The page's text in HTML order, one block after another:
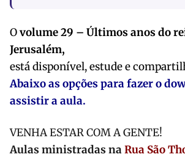
Ovolume 29 – Últimos anos do
Jerusalém,
está disponível, estude e
Abaixo as opções para fazer o
assistir a aula.
VENHA ESTAR COM A GENTE!
Aulas ministradas naRua São